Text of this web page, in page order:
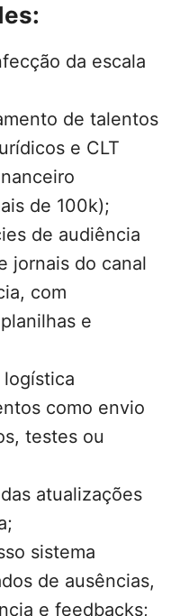
da escala
de talentos
e CLT
de 100k);
de audiência
jornais do canal
com
e
logística
como envio
testes ou
atualizações
sistema
de ausências,
e feedbacks;